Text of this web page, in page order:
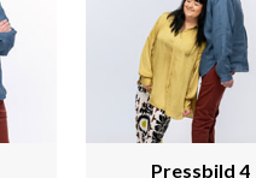
Pressbild 4